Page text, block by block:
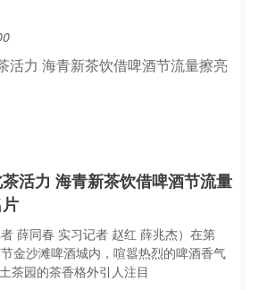
活力 海青新茶饮借啤酒节流量
薛同春 实习记者 赵红 薛兆杰）在第
金沙滩啤酒城内，喧嚣热烈的啤酒香气
茶园的茶香格外引人注目